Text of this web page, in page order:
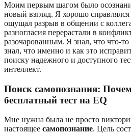
Моим первым шагом было
новый взгляд. Я хорошо
ощущал разрыв в общении с
разногласия перерастали в
разочарованным. Я знал, что что-
знал, что именно и как это
поиску надежного и доступного
интеллект.
Поиск самопознания:
бесплатный тест на EQ
Мне нужна была не просто
настоящее самопознание. Цель